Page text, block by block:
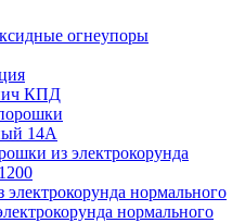
огнеупоры
КПД
14А
из электрокорунда
нормального
нормального